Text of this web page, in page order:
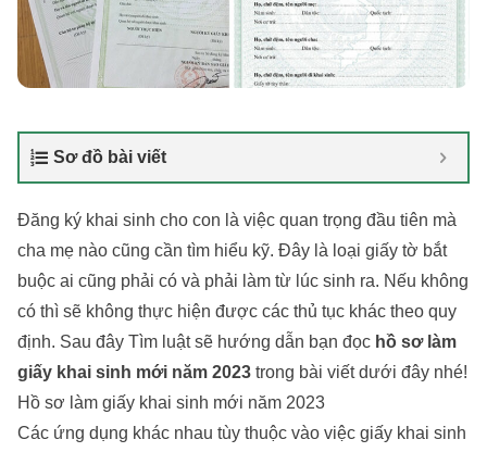
Sơ đồ bài viết
Đăng ký khai sinh cho con là việc quan trọng đầu tiên mà
cha mẹ nào cũng cần tìm hiểu kỹ. Đây là loại giấy tờ bắt
buộc ai cũng phải có và phải làm từ lúc sinh ra. Nếu không
có thì sẽ không thực hiện được các thủ tục khác theo quy
định. Sau đây Tìm luật sẽ hướng dẫn bạn đọc hồ sơ làm
giấy khai sinh mới năm 2023 trong bài viết dưới đây nhé!
Hồ sơ làm giấy khai sinh mới năm 2023
Các ứng dụng khác nhau tùy thuộc vào việc giấy khai sinh